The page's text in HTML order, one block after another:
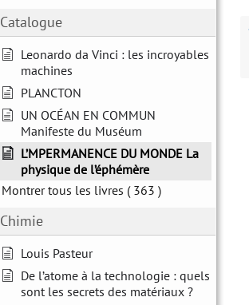
Catalogue
Leonardo da Vinci : les incroyables
machines
PLANCTON
UN OCÉAN EN COMMUN
Manifeste du Muséum
L’MPERMANENCE DU MONDE La
physique de l’éphémère
Montrer tous les livres ( 363 )
Chimie
Louis Pasteur
De l’atome à la technologie : quels
sont les secrets des matériaux ?